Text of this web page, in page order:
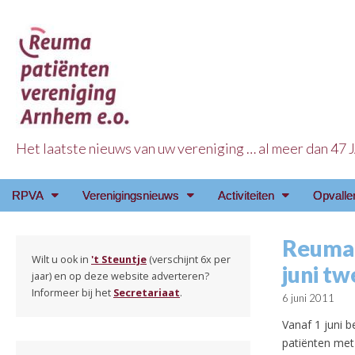
Reuma Patienten
Het laatste nieuws van uw vereniging … al meer dan 47
Main
Skip
RPVA Verenigingsnieuws Activiteiten
juni
6 juni 2011
Vanaf 1 juni
patiënten
Wilt u ook in 't Steuntje (verschijnt 6x per
jaar) en op deze website adverteren?
Informeer bij het Secretariaat.